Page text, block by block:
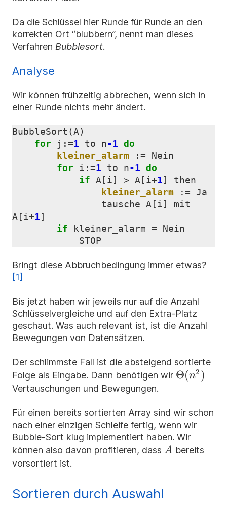
Da die Schlüssel hier Runde für Runde an den
korrekten Ort “blubbern”, nennt man dieses
Verfahren Bubblesort.
Analyse
Wir können frühzeitig abbrechen, wenn sich in
einer Runde nichts mehr ändert.
BubbleSort (A)
for
j :=1 to n-1 do
kleiner_alarm
:=
Nein
for i :=1 to n-1 do
if A [i] > A [i+1]
then
kleiner_alarm
:=
Ja
tausche A [i]
mit
A [i+1]
if
kleiner_alarm =
Nein
STOP
Bringt diese Abbruchbedingung immer etwas?
[1]
Bis jetzt haben wir jeweils nur auf die Anzahl
Schlüsselvergleiche und auf den Extra-Platz
geschaut. Was auch relevant ist, ist die Anzahl
Bewegungen von Datensätzen.
Der schlimmste Fall ist die absteigend sortierte
Folge als Eingabe. Dann benötigen wir Θ(n2 )
Vertauschungen und Bewegungen.
Für einen bereits sortierten Array sind wir schon
nach einer einzigen Schleife fertig, wenn wir
Bubble-Sort klug implementiert haben. Wir
können also davon profitieren, dass A
A bereits
vorsortiert ist.
Sortieren durch Auswahl